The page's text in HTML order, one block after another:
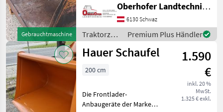
Gebrauchtmaschine
2400mm - Hauer Aufnahme
118cm - wurde
nachgeschweißt -
Winkeleisen an den Seite
Oberhofer Landtechnik GmbH
6130 Schwaz
Traktorzubehör
/ Hauer
Premium Plus Händler
Hauer Schaufel
1.590
€
inkl. 20 %
MwSt.
1.325 € exkl.
200 cm
Die Frontlader-
Anbaugeräte der Marke